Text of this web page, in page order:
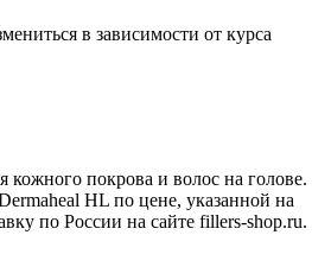
в зависимости от курса
кожного покрова и волос на голове.
HL по цене, указанной на
по России на сайте fillers-shop.ru.